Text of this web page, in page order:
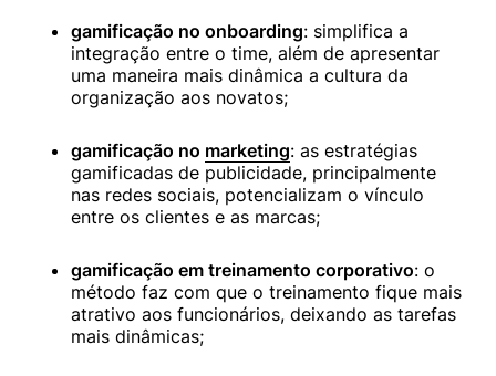
gamificação no onboarding: simplifica a
integração entre o time, além de apresentar
uma maneira mais dinâmica a cultura da
organização aos novatos;
gamificação no marketing: as estratégias
gamificadas de publicidade, principalmente
nas redes sociais, potencializam o vínculo
entre os clientes e as marcas;
gamificação em treinamento corporativo: o
método faz com que o treinamento fique mais
atrativo aos funcionários, deixando as tarefas
mais dinâmicas;